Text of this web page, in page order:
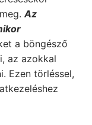
Az
a böngésző
az azokkal
Ezen törléssel,